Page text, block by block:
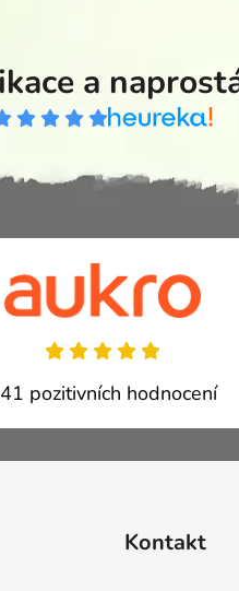
a
pozitivních hodnocení
Kontakt